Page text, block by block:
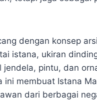
dengan konsep
istana, ukiran
pintu, dan
ini membuat Istana
dari berbagai